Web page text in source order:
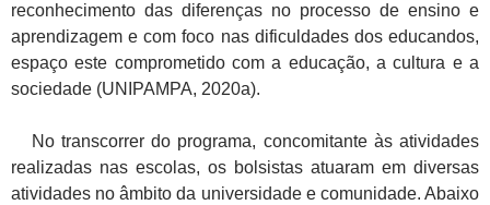
reconhecimento das diferenças no processo de ensino e
aprendizagem e com foco nas dificuldades dos educandos,
espaço este comprometido com a educação, a cultura e a
sociedade (UNIPAMPA, 2020a).
No transcorrer do programa, concomitante às atividades
realizadas nas escolas, os bolsistas atuaram em diversas
atividades no âmbito da universidade e comunidade. Abaixo